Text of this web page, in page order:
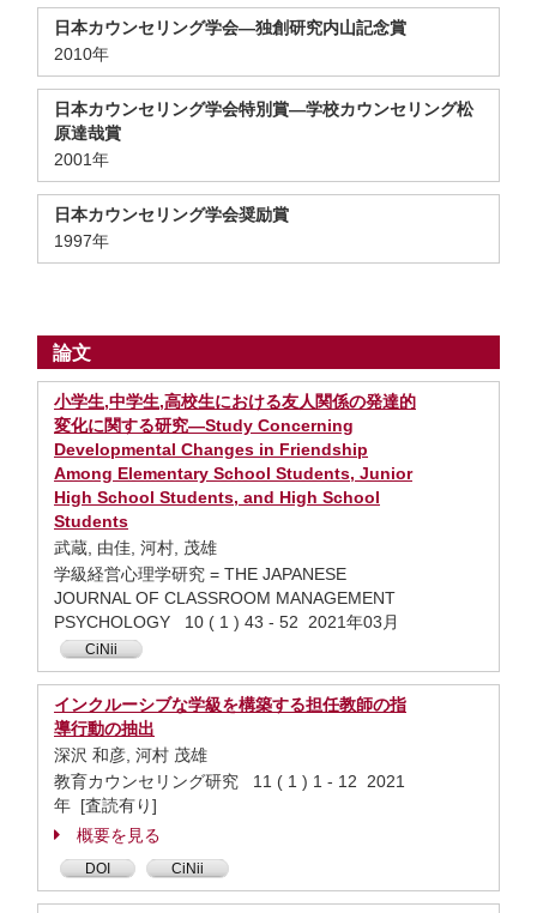
日本カウンセリング学会―独創研究内山記念賞
2010年
日本カウンセリング学会特別賞―学校カウンセリング松
原達哉賞
2001年
日本カウンセリング学会奨励賞
1997年
論文
小学生,中学生,高校生における友人関係の発達的
変化に関する研究—Study Concerning
Developmental Changes in Friendship
Among Elementary School Students, Junior
High School Students, and High School
Students
武蔵, 由佳, 河村, 茂雄
学級経営心理学研究 = THE JAPANESE
JOURNAL OF CLASSROOM MANAGEMENT
PSYCHOLOGY 10 ( 1 ) 43 - 52 2021年03月
CiNii
インクルーシブな学級を構築する担任教師の指
導行動の抽出
深沢 和彦, 河村 茂雄
教育カウンセリング研究 11 ( 1 ) 1 - 12 2021
年 [査読有り]
概要を見る
DOI CiNii